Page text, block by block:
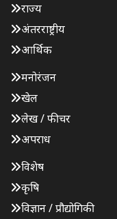
राज्य
अंतरराष्ट्रीय
आर्थिक
मनोरंजन
खेल
लेख / फीचर
अपराध
विशेष
कृषि
विज्ञान / प्रौद्योगिकी